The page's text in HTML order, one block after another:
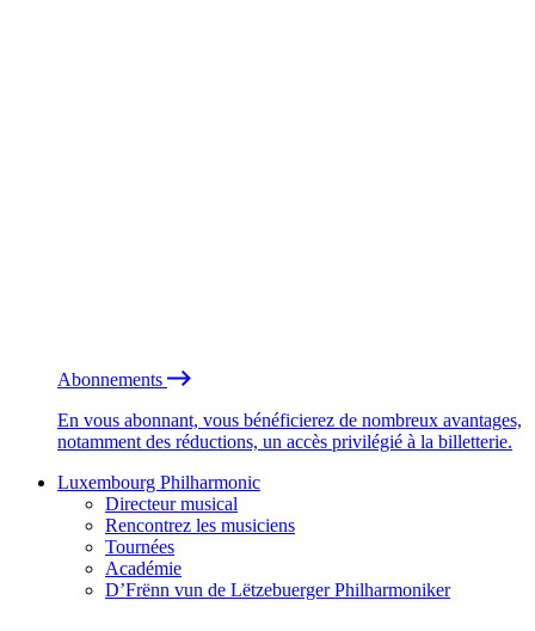
Abonnements
En vous abonnant, vous bénéficierez de nombreux avantages,
notamment des réductions, un accès privilégié à la billetterie.
Luxembourg Philharmonic
Directeur musical
Rencontrez les musiciens
Tournées
Académie
D’Frënn vun de Lëtzebuerger Philharmoniker